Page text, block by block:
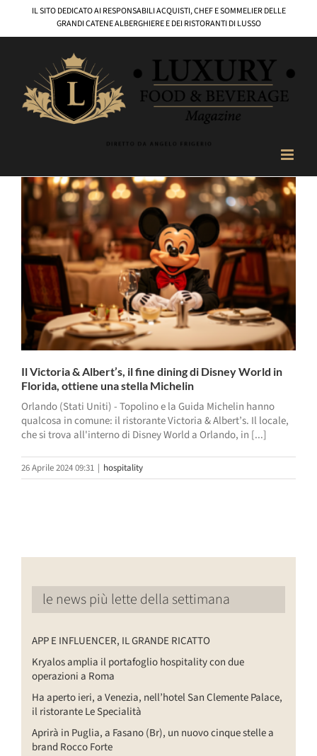
contenuto
IL SITO DEDICATO AI RESPONSABILI ACQUISTI, CHEF E SOMMELIER DELLE
GRANDI CATENE ALBERGHIERE E DEI RISTORANTI DI LUSSO
Il Victoria & Albert’s, il fine dining di Disney World in
Florida, ottiene una stella Michelin
Orlando (Stati Uniti) - Topolino e la Guida Michelin hanno
qualcosa in comune: il ristorante Victoria & Albert’s. Il locale,
che si trova all'interno di Disney World a Orlando, in [...]
26 Aprile 2024 09:31 | hospitality
le news più lette della settimana
APP E INFLUENCER, IL GRANDE RICATTO
Kryalos amplia il portafoglio hospitality con due
operazioni a Roma
Ha aperto ieri, a Venezia, nell’hotel San Clemente Palace,
il ristorante Le Specialità
Aprirà in Puglia, a Fasano (Br), un nuovo cinque stelle a
brand Rocco Forte